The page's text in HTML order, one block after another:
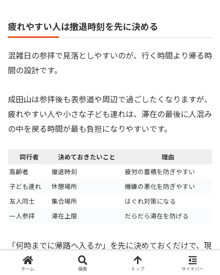
疲れやすい人は撤退時刻を先に決める
混雑日の参拝で見落としやすいのが、行く時間より帰る時
間の設計です。
成田山は参拝後も表参道や周辺で過ごしたくなりますが、
疲れやすい人や小さな子ども連れは、滞在の最後に人混み
の中を戻る時間が最も負担になりやすいです。
同行者 決めておきたいこと
理由
高齢者
撤退時刻
疲労の蓄積を防ぎやすい
子ども連れ
休憩場所
機嫌の悪化を防ぎやすい
友人同士
集合場所
はぐれ対策になる
一人参拝
滞在上限 だらだら滞在を防げる
「何時までに帰路へ入るか」を先に決めておくだけで、現
地での判断がかなり楽になり、混雑の印象も軽くなりま
ホーム 検索 トップ サイドバー